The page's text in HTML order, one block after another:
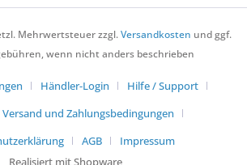
Mehrwertsteuer zzgl.Versandkosten und ggf.
wenn nicht anders beschrieben
Händler-Login
Hilfe / Support
Versand und Zahlungsbedingungen
AGB
Impressum
Realisiert mit Shopware